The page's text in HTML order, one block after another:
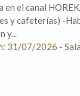
en el canal
y cafeterías) -
y...
31/07/2026 -